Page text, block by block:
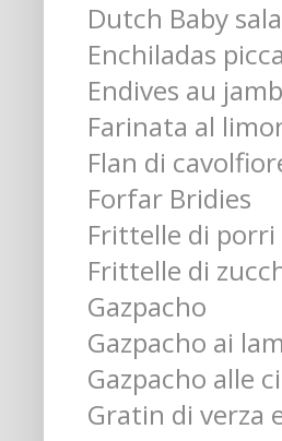
Dutch Baby
Enchiladas
Endives au
Farinata al
Flan di
Forfar Bridies
Frittelle di porri
Frittelle di
Gazpacho
Gazpacho ai
Gazpacho alle
Gratin di verza